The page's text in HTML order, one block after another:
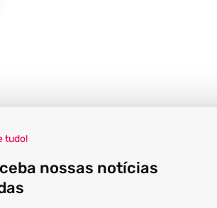
tudo!
nossas notícias